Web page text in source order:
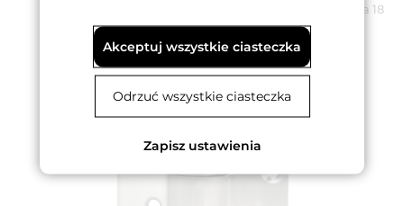
Odpowiedni do drzwi o minimalnej grubości skrzydła 18
Jest dostępny w wykończeniu niklowanym.
Para zawiasów zapewnia nośność 15 kg.
Akceptuj wszystkie ciasteczka
Odrzuć wszystkie ciasteczka
Zapisz ustawienia